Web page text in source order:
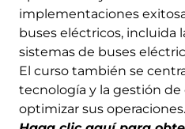
implementaciones
buses eléctricos, incluida
sistemas de buses
El curso también se
tecnología y la gestión
optimizar sus operaciones.